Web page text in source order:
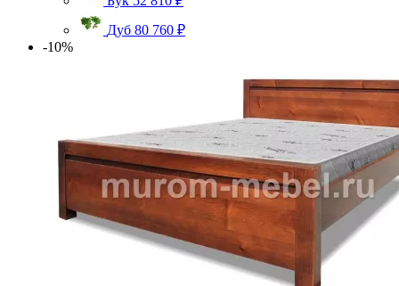
Дуб 80 760 ₽
-10%